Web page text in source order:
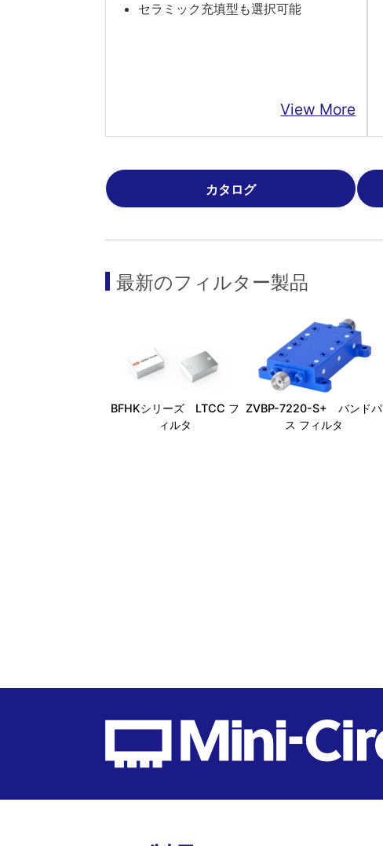
セラミック充填型も選択可能
View More
カタログ
最新のフィルター製品
BFHKシリーズ LTCC フ
ィルタ
ZVBP-7220-S+ バンドパ
ス フィルタ